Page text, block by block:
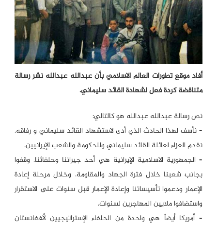
أفاد موقع تطورات العالم الاسلامي بأن عبدالله عبدالله نشر رسالة
متناقضة كردة فعل لشهادة القائد سليماني.
نص رسالة عبدالله عبدالله هو كالتالي:
– نأسف لهذا الحادث الذي أدى لاستشهاد القائد سليماني و رفاقه.
نقدم العزاء لعائلة القائد سليماني وللحكومة والشعب الإيرانيين.
– الجمهورية الاسلامية الإيرانية هي أحد جيراننا وحلفائنا. وقفوا
بجانب شعبنا خلال فترة الجهاد والمقاومة. وخلال مرحلة إعادة
الإعمار ودعموا تأسيساتنا وإعادة الإعمار قبل سنوات على الاستقرار
واستضافوا ملايين المهاجرين لسنوات.
– أمريكا أيضاً هي واحدة من الحلفاء الإستراتيجيين لأفغانستان